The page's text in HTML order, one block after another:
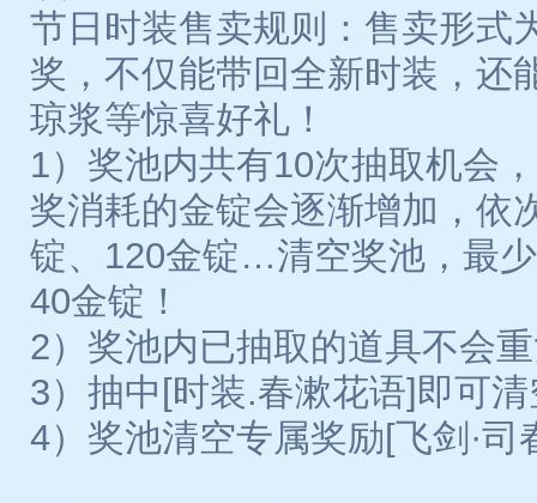
节日时装售卖规则：售卖形式
奖，不仅能带回全新时装，还
琼浆等惊喜好礼！
1）奖池内共有10次抽取机会
奖消耗的金锭会逐渐增加，依
锭、120金锭…清空奖池，最
40金锭！
2）奖池内已抽取的道具不会
3）抽中[时装.春漱花语]即可
4）奖池清空专属奖励[飞剑·